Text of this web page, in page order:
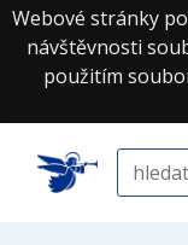
Webové stránky
návštěvnosti
použitím